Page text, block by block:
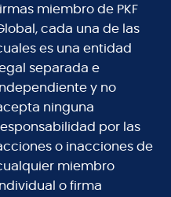
miembro de PKF
cada una de las
es una entidad
separada e
y no
ninguna
por las
o inacciones de
miembro
o firma